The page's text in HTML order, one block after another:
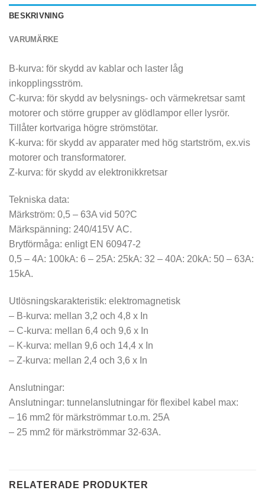
BESKRIVNING
VARUMÄRKE
B-kurva: för skydd av kablar och laster låg
inkopplingsström.
C-kurva: för skydd av belysnings- och värmekretsar samt
motorer och större grupper av glödlampor eller lysrör.
Tillåter kortvariga högre strömstötar.
K-kurva: för skydd av apparater med hög startström, ex.vis
motorer och transformatorer.
Z-kurva: för skydd av elektronikkretsar
Tekniska data:
Märkström: 0,5 – 63A vid 50?C
Märkspänning: 240/415V AC.
Brytförmåga: enligt EN 60947-2
0,5 – 4A: 100kA: 6 – 25A: 25kA: 32 – 40A: 20kA: 50 – 63A:
15kA.
Utlösningskarakteristik: elektromagnetisk
– B-kurva: mellan 3,2 och 4,8 x In
– C-kurva: mellan 6,4 och 9,6 x In
– K-kurva: mellan 9,6 och 14,4 x In
– Z-kurva: mellan 2,4 och 3,6 x In
Anslutningar:
Anslutningar: tunnelanslutningar för flexibel kabel max:
– 16 mm2 för märkströmmar t.o.m. 25A
– 25 mm2 för märkströmmar 32-63A.
RELATERADE PRODUKTER